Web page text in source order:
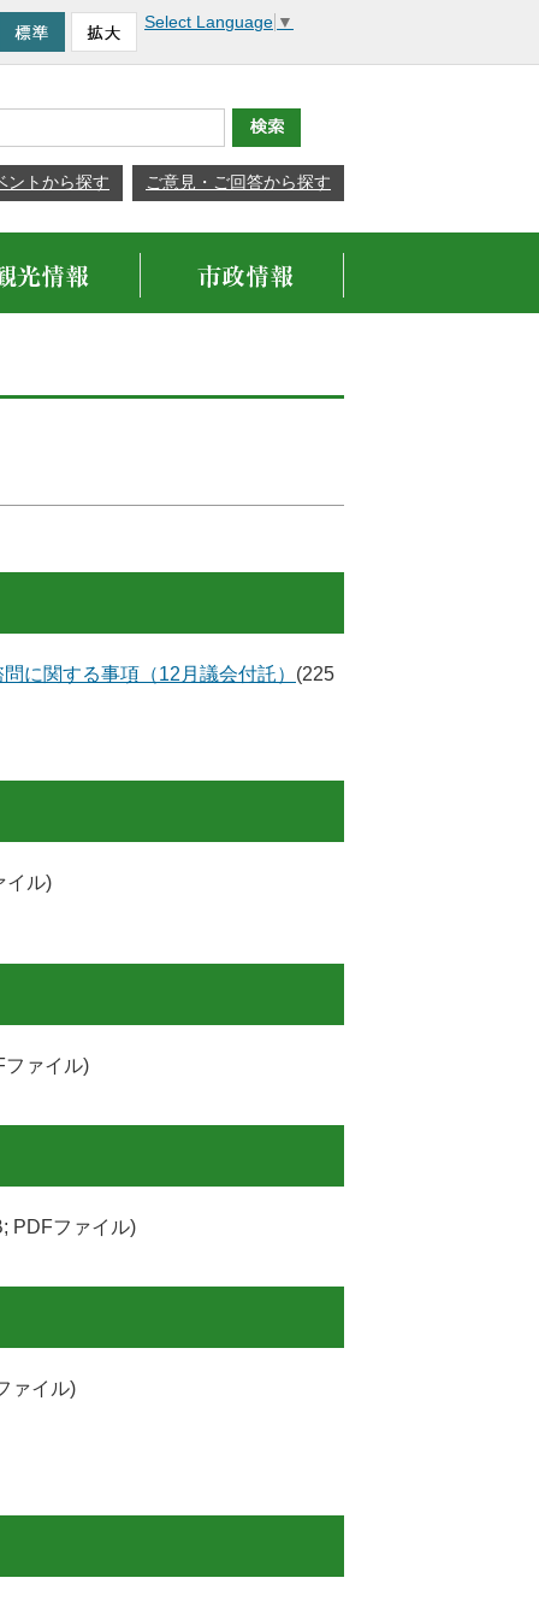
Select Language ▼
ントから探す ご意見・ご回答から探す
に関する事項（12月議会付託） (225
イル)
ファイル)
PDFファイル)
ァイル)